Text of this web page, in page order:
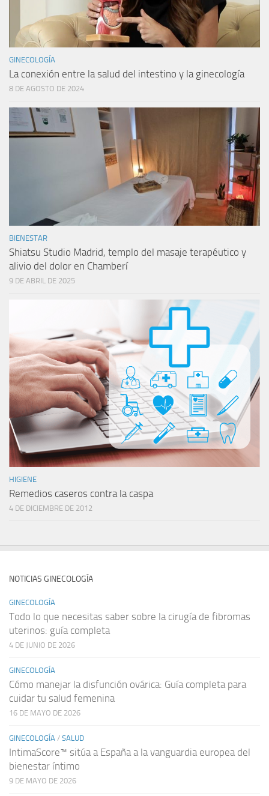
GINECOLOGÍA
La conexión entre la salud del intestino y la ginecología
8 DE AGOSTO DE 2024
BIENESTAR
Shiatsu Studio Madrid, templo del masaje terapéutico y
alivio del dolor en Chamberí
9 DE ABRIL DE 2025
HIGIENE
Remedios caseros contra la caspa
4 DE DICIEMBRE DE 2012
NOTICIAS GINECOLOGÍA
GINECOLOGÍA
Todo lo que necesitas saber sobre la cirugía de fibromas
uterinos: guía completa
4 DE JUNIO DE 2026
GINECOLOGÍA
Cómo manejar la disfunción ovárica: Guía completa para
cuidar tu salud femenina
16 DE MAYO DE 2026
GINECOLOGÍA / SALUD
IntimaScore™ sitúa a España a la vanguardia europea del
bienestar íntimo
9 DE MAYO DE 2026